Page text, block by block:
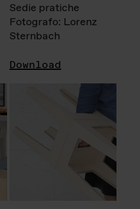
Sedie pratiche
Fotografo: Lorenz
Sternbach
Download